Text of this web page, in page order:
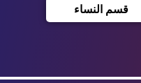
قسم النساء